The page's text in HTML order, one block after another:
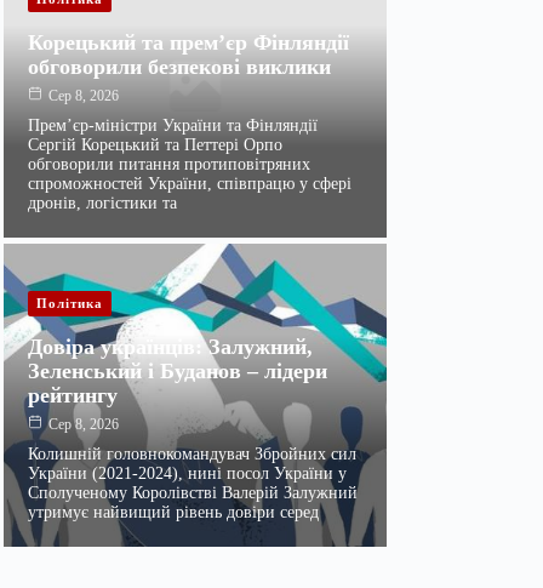
Корецький та прем’єр Фінляндії
обговорили безпекові виклики
Сер 8, 2026
Прем’єр-міністри України та Фінляндії
Сергій Корецький та Петтері Орпо
обговорили питання протиповітряних
спроможностей України, співпрацю у сфері
дронів, логістики та
Політика
Довіра українців: Залужний,
Зеленський і Буданов – лідери
рейтингу
Сер 8, 2026
Колишній головнокомандувач Збройних сил
України (2021-2024), нині посол України у
Сполученому Королівстві Валерій Залужний
утримує найвищий рівень довіри серед